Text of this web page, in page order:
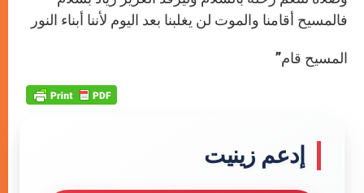
فالمسيح أقامنا والموت لن يغلبنا بعد اليوم لأننا أبناء النور
المسيح قام”
إدعم زينيت